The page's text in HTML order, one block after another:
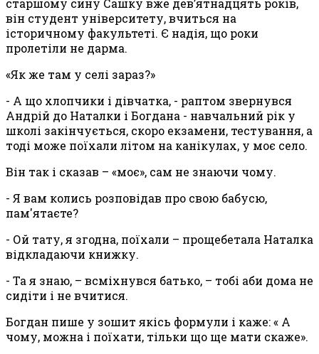
старшому сину Сашку вже дев’ятнадцять років,
він студент університету, вчиться на
історичному факультеті. Є надія, що роки
пролетіли не дарма.
«Як же там у селі зараз?»
- А що хлопчики і дівчатка, - раптом звернувся
Андрій до Наталки і Богдана - навчальний рік у
школі закінчується, скоро екзамени, тестування, а
тоді може поїхали літом на канікулах, у моє село.
Він так і сказав – «моє», сам не знаючи чому.
- Я вам колись розповідав про свою бабусю,
пам'ятаєте?
- Ой тату, я згодна, поїхали – прощебетала Наталка
відкладаючи книжку.
- Та я знаю, – всміхнувся батько, – тобі аби дома не
сидіти і не вчитися.
Богдан пише у зошит якісь формули і каже: « А
чому, можна і поїхати, тільки що ще мати скаже».